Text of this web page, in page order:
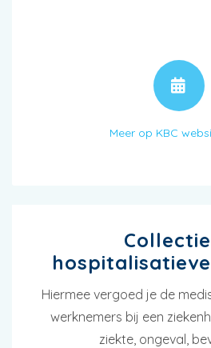
Meer op KBC
Hiermee vergoed je de
werknemers bij een
ziekte, ongeval,